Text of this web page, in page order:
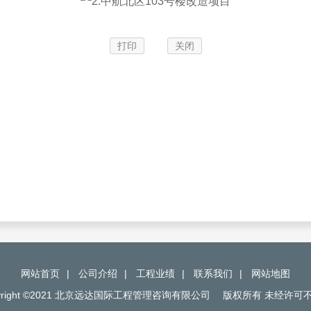
打印 关闭
网站首页 | 公司介绍 | 工程业绩 | 联系我们 |
网站地图
©2021 北京远达国际工程管理咨询有限公司
版权所有 未经许可